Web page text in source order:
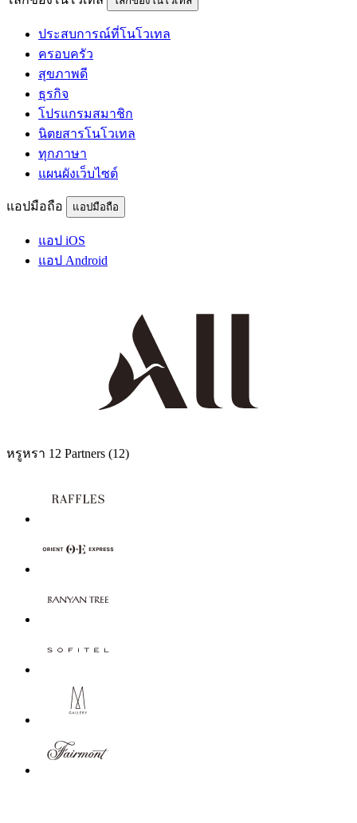
ประสบการณ์ที่โนโวเทล
ครอบครัว
สุขภาพดี
ธุรกิจ
โปรแกรมสมาชิก
นิตยสารโนโวเทล
ทุกภาษา
แผนผังเว็บไซต์
แอปมือถือ แอปมือถือ
แอป iOS
แอป Android
หรูหรา 12 Partners (12)